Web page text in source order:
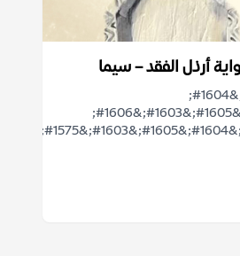
أرذل الفقد – سيما
&#1607;&#1604;
&#1610;&#1605;&#1603;&#1606;